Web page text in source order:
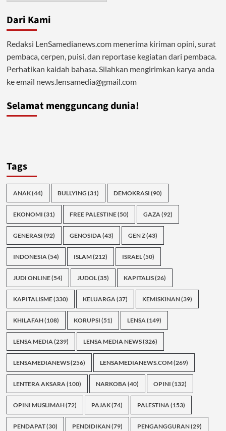
Dari Kami
Redaksi LenSamedianews.com menerima kiriman opini, surat
pembaca, cerpen, puisi, dan reportase kegiatan dari pembaca.
Perhatikan kaidah bahasa. Silahkan mengirimkan karya anda
ke email news.lensamedia@gmail.com
Selamat mengguncang dunia!
Tags
ANAK(44) BULLYING (31) DEMOKRASI (90)
EKONOMI (31) FREE PALESTINE(50) GAZA(92)
GENERASI (92) GENOSIDA(43) GEN Z(43)
INDONESIA(54) ISLAM(212) ISRAEL(50)
JUDI ONLINE(54) JUDOL(35) KAPITALIS(26)
KAPITALISME(330) KELUARGA(37) KEMISKINAN(39)
KHILAFAH(108) KORUPSI (51) LENSA(149)
LENSA MEDIA(239) LENSA MEDIA NEWS(326)
LENSAMEDIANEWS(256) LENSAMEDIANEWS.COM(269)
LENTERA AKSARA(100) NARKOBA(40) OPINI (132)
OPINI MUSLIMAH(72) PAJAK(74) PALESTINA(153)
PENDAPAT(30) PENDIDIKAN(79) PENGANGGURAN(29)